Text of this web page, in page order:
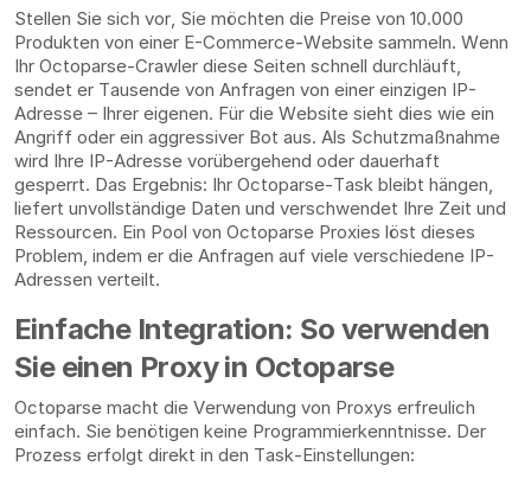
Stellen Sie sich vor, Sie möchten die Preise von 10.000
Produkten von einer E-Commerce-Website sammeln. Wenn
Ihr Octoparse-Crawler diese Seiten schnell durchläuft,
sendet er Tausende von Anfragen von einer einzigen IP-
Adresse – Ihrer eigenen. Für die Website sieht dies wie ein
Angriff oder ein aggressiver Bot aus. Als Schutzmaßnahme
wird Ihre IP-Adresse vorübergehend oder dauerhaft
gesperrt. Das Ergebnis: Ihr Octoparse-Task bleibt hängen,
liefert unvollständige Daten und verschwendet Ihre Zeit und
Ressourcen. Ein Pool von Octoparse Proxies löst dieses
Problem, indem er die Anfragen auf viele verschiedene IP-
Adressen verteilt.
Einfache Integration: So verwenden
Sie einen Proxy in Octoparse
Octoparse macht die Verwendung von Proxys erfreulich
einfach. Sie benötigen keine Programmierkenntnisse. Der
Prozess erfolgt direkt in den Task-Einstellungen: